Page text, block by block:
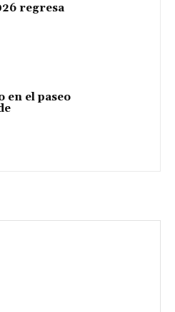
regresa
en el paseo